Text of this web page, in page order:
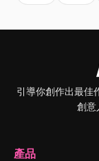
引導你創作出最佳
創意
產品